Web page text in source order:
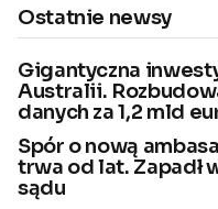
Ostatnie newsy
Gigantyczna
Australii.
danych za 1,2 mld
Spór o nową
trwa od lat. Zapadł
sądu